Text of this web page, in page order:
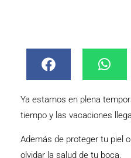
Ya estamos en plena
tiempo y las vacaciones
Además de proteger tu piel
olvidar la salud de tu boca.